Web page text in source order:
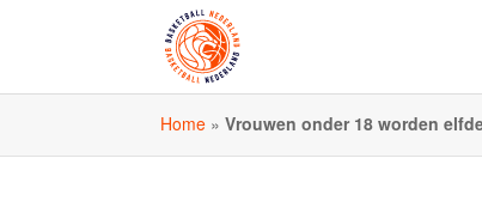
Home »Vrouwen onder 18 worden